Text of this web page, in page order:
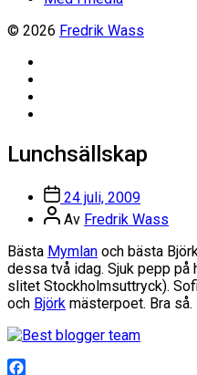
© 2026 Fredrik Wass
Lunchsällskap
Inläggsdatum
24 juli, 2009
Inläggsförfattare
Av Fredrik Wass
Bästa Mymlan och bästa
dessa två idag. Sjuk pepp på
slitet Stockholmsuttryck).
och Björk mästerpoet. Bra så.